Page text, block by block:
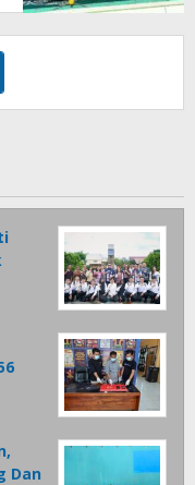
Dan